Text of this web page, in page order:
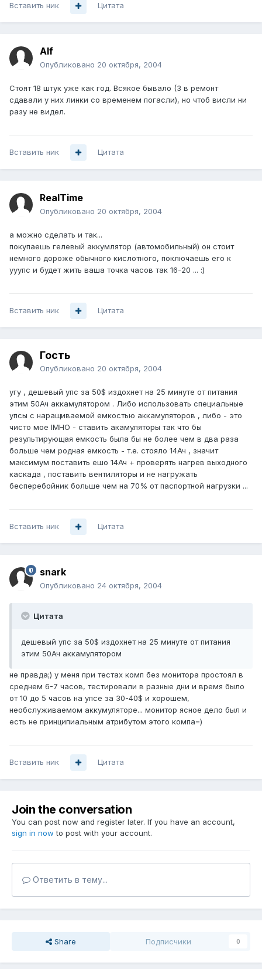
Вставить ник Цитата
Alf
Опубликовано 20 октября, 2004
Стоят 18 штук уже как год. Всякое бывало (3 в ремонт
сдавали у них линки со временем погасли), но чтоб висли ни
разу не видел.
Вставить ник Цитата
RealTime
Опубликовано 20 октября, 2004
а можно сделать и так...
покупаешь гелевый аккумлятор (автомобильный) он стоит
немного дороже обычного кислотного, поключаешь его к
ууупс и будет жить ваша точка часов так 16-20 ... :)
Вставить ник Цитата
Гость
Опубликовано 20 октября, 2004
угу , дешевый упс за 50$ издохнет на 25 минуте от питания
этим 50Ач аккамулятором . Либо использовать специальные
упсы с наращиваемой емкостью аккамуляторов , либо - это
чисто мое IMHO - ставить акамуляторы так что бы
результирующая емкость была бы не более чем в два раза
больше чем родная емкость - т.е. стояло 14Ач , значит
максимум поставить ешо 14Ач + проверять нагрев выходного
каскада , поставить вентиляторы и не нагружать
бесперебойник больше чем на 70% от паспортной нагрузки ...
Вставить ник Цитата
snark
Опубликовано 24 октября, 2004
Цитата
дешевый упс за 50$ издохнет на 25 минуте от питания
этим 50Ач аккамулятором
не правда;) у меня при тестах комп без монитора простоял в
среднем 6-7 часов, тестировали в разные дни и время было
от 10 до 5 часов на упсе за 30-40$ и хорошем,
необслуживаемом аккумуляторе... монитор ясное дело был и
есть не принципиальным атрибутом этого компа=)
Вставить ник Цитата
Join the conversation
You can post now and register later. If you have an account,
sign in now to post with your account.
Ответить в тему...
Share Подписчики 0